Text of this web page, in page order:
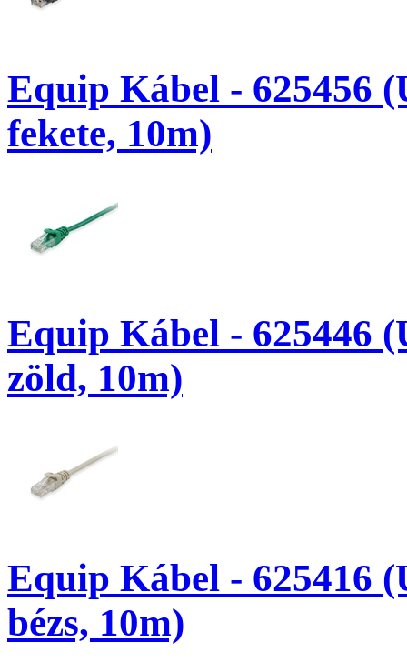
Equip Kábel - 625456
fekete, 10m)
Equip Kábel - 625446
zöld, 10m)
Equip Kábel - 625416
bézs, 10m)